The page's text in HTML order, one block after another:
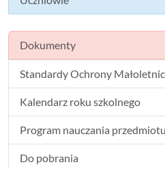
Dokumenty
Standardy Ochrony
Kalendarz roku szkolnego
Program nauczania
Do pobrania